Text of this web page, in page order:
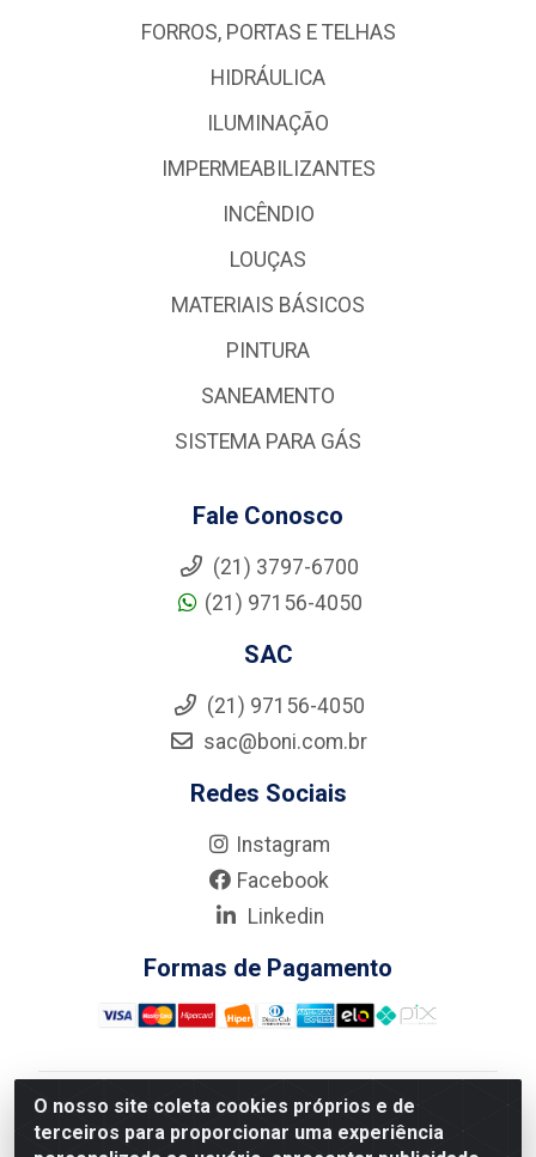
O nosso site coleta cookies próprios e de
terceiros para proporcionar uma experiência
FORROS, PORTAS E TELHAS
HIDRÁULICA
ILUMINAÇÃO
IMPERMEABILIZANTES
INCÊNDIO
LOUÇAS
MATERIAIS BÁSICOS
PINTURA
SANEAMENTO
SISTEMA PARA GÁS
Fale Conosco
(21) 3797-6700
(21) 97156-4050
SAC
(21) 97156-4050
sac@boni.com.br
Redes Sociais
Instagram
Facebook
Linkedin
Formas de Pagamento
Nova Boni Distribuidora de Material de Construção LTDA
- Rua Alice Tibiriçá, 330 - Vila Da Penha, Rio de